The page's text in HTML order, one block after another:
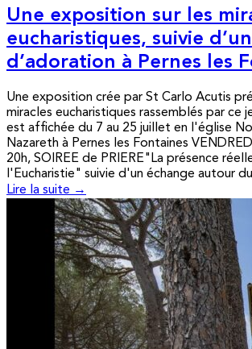
Une exposition sur les
eucharistiques, suivie
d’adoration à Pernes les
Une exposition crée par St Carlo Acutis
miracles eucharistiques rassemblés par ce
est affichée du 7 au 25 juillet en l'église
Nazareth à Pernes les Fontaines
20h, SOIREE de PRIERE"La présence
l'Eucharistie" suivie d'un échange autour
Lire la suite →